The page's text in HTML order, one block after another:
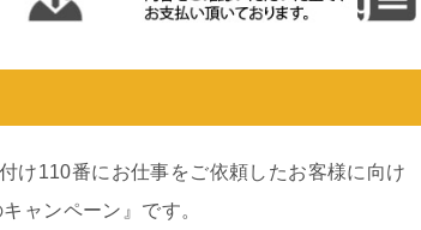
け110番にお仕事をご依頼したお客様に向け
ャンペーン』です。